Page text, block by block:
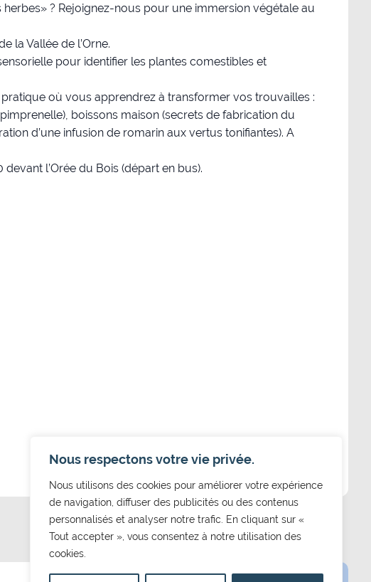
Nous respectons votre vie privée.
Nous utilisons des cookies pour améliorer votre expérience
de navigation, diffuser des publicités ou des contenus
personnalisés et analyser notre trafic. En cliquant sur «
Tout accepter », vous consentez à notre utilisation des
cookies.
? Rejoignez-nous pour une immersion végétale au
la Vallée de l’Orne.
pour identifier les plantes comestibles et
où vous apprendrez à transformer vos trouvailles :
boissons maison (secrets de fabrication du
d’une infusion de romarin aux vertus tonifiantes). A
l’Orée du Bois (départ en bus).